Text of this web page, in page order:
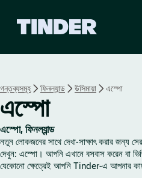
r
গন্তব্যসমূহ ফিনল্যান্ড উসিমায়া এস্পো
এস্পো
এস্পো, ফিনল্যান্ড
নতুন লোকজনের সাথে দেখা-সাক্ষাৎ করার জন্য
দেখুন: এস্পো। আপনি এখানে বসবাস করেন বা
যেকোনো ক্ষেত্রেই আপনি Tinder-এ আপনার